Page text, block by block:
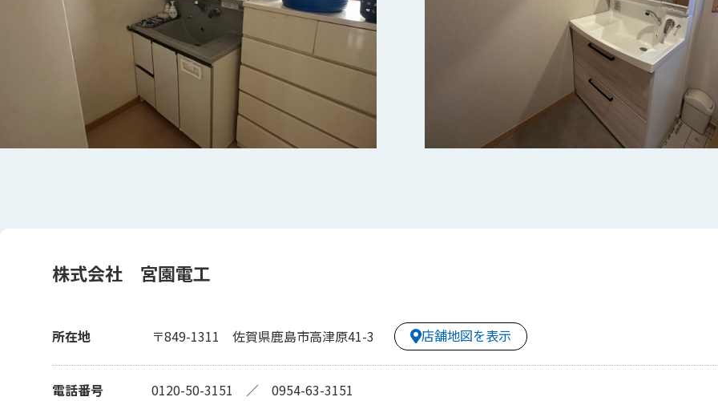
株式会社 宮園電工
所在地 〒849-1311 佐賀県鹿島市高津原41-3 店舗地図を表示
電話番号 0120-50-3151 ／ 0954-63-3151